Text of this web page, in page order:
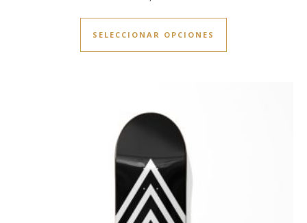
SELECCIONAR OPCIONES
Este producto